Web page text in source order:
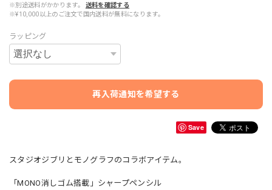
※別途送料がかかります。
送料を確認する
※¥10,000以上のご注文で国内送料が無料になります。
ラッピング
再入荷通知を希望する
Save
スタジオジブリとモノグラフのコラボアイテム。
「MONO消しゴム搭載」シャープペンシル